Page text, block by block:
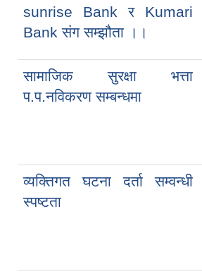
sunrise Bank र Kumari
Bank संग सम्झौता ।।
सामाजिक सुरक्षा भत्ता
प.प.नविकरण सम्बन्धमा
व्यक्तिगत घटना दर्ता सम्वन्धी
स्पष्टता